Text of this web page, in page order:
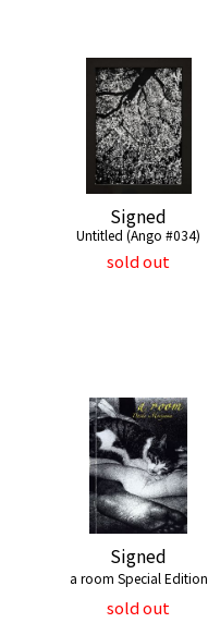
Signed
Untitled (Ango #034)
sold out
Signed
a room Special Edition
sold out